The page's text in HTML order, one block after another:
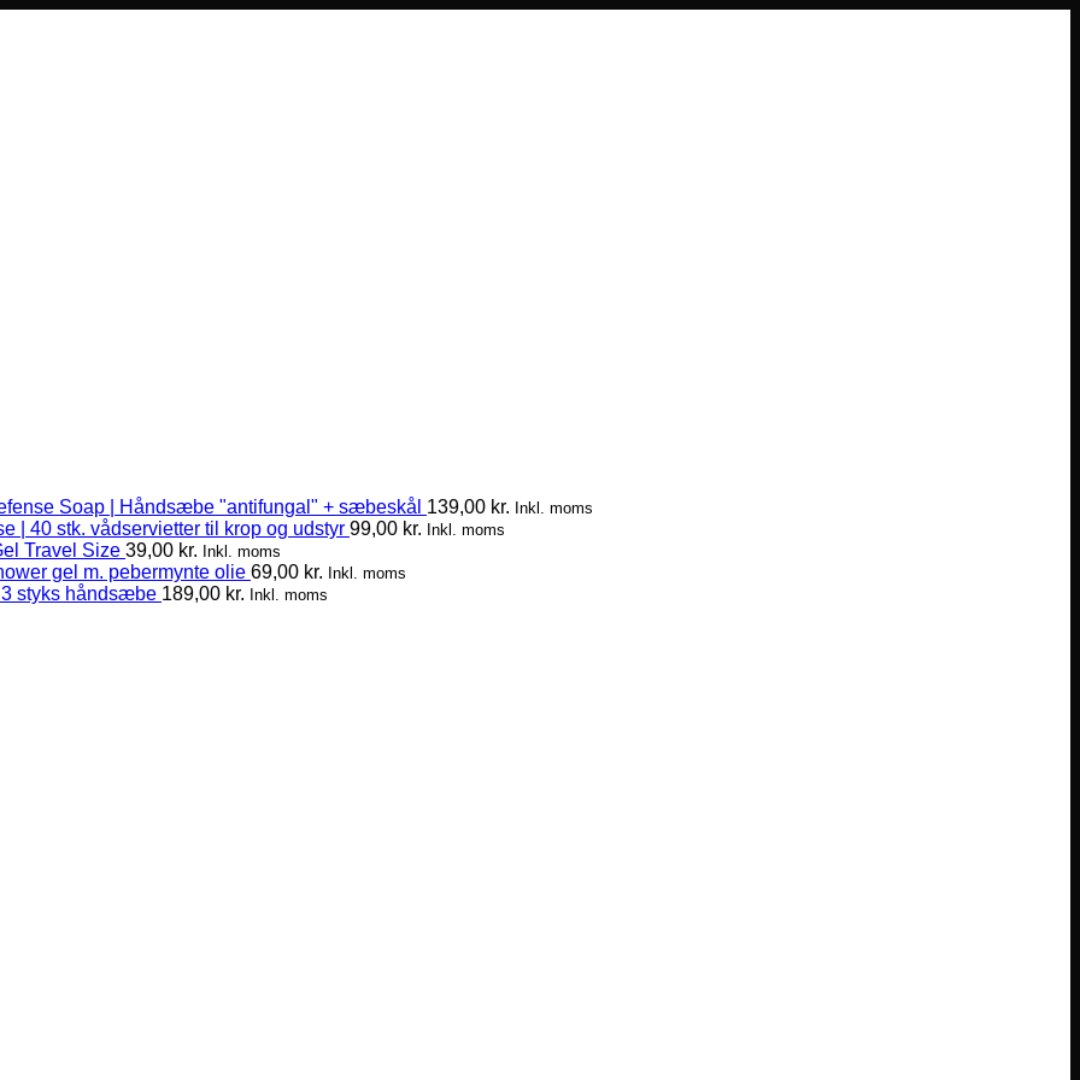
Soap | Håndsæbe "antifungal" + sæbeskål 139,00 kr. Inkl. moms
| 40 stk. vådservietter til krop og udstyr 99,00 kr. Inkl. moms
Travel Size 39,00 kr. Inkl. moms
gel m. pebermynte olie 69,00 kr. Inkl. moms
styks håndsæbe 189,00 kr. Inkl. moms